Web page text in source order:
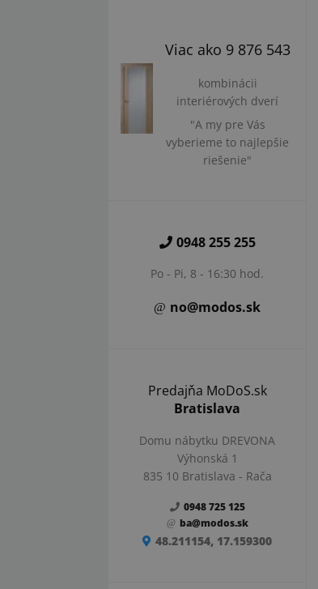
Viac ako 9 876 543
kombinácii
interiérových dverí
"A my pre Vás
vyberieme to najlepšie
riešenie"
0948 255 255
Po - Pi, 8 - 16:30 hod.
no@modos.sk
Predajňa MoDoS.sk
Bratislava
Domu nábytku DREVONA
Výhonská 1
835 10 Bratislava - Rača
0948 725 125
ba@modos.sk
48.211154, 17.159300